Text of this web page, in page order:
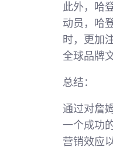
此外，哈
动员，哈
时，更加
全球品牌
总结：
通过对詹
一个成功
营销效应